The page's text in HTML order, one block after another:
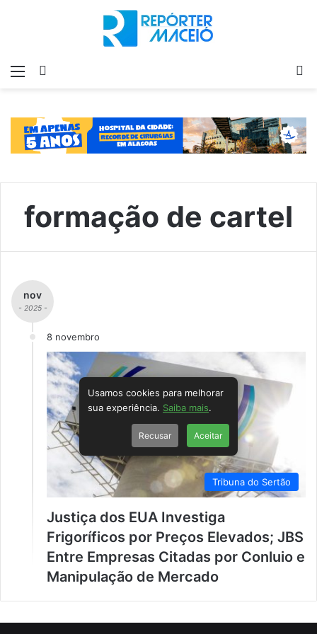
Menu
formação de cartel
nov
- 2025 -
8 novembro
Tribuna do Sertão
Justiça dos EUA Investiga
Frigoríficos por Preços Elevados; JBS
Entre Empresas Citadas por Conluio e
Manipulação de Mercado
Usamos cookies para melhorar
sua experiência. Saiba mais.
Recusar Aceitar